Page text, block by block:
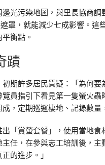
光污染地圖，與里長協商
罩，就能減少七成影響。
衡點。
蹟
期許多居民質疑：「為何
員指引下看見第一隻螢火
，定期巡邏棲地、記錄數量
「賞螢套餐」，使用當地
任，在參與志工培訓後，
的進步。」